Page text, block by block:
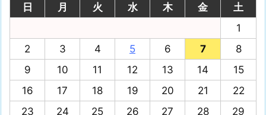
日
月 火 水 木 金
土
1
2
3 4 5 6 7
8
9
10 11 12 13 14
15
16
17 18 19 20 21
22
23
24 25 26 27 28
29